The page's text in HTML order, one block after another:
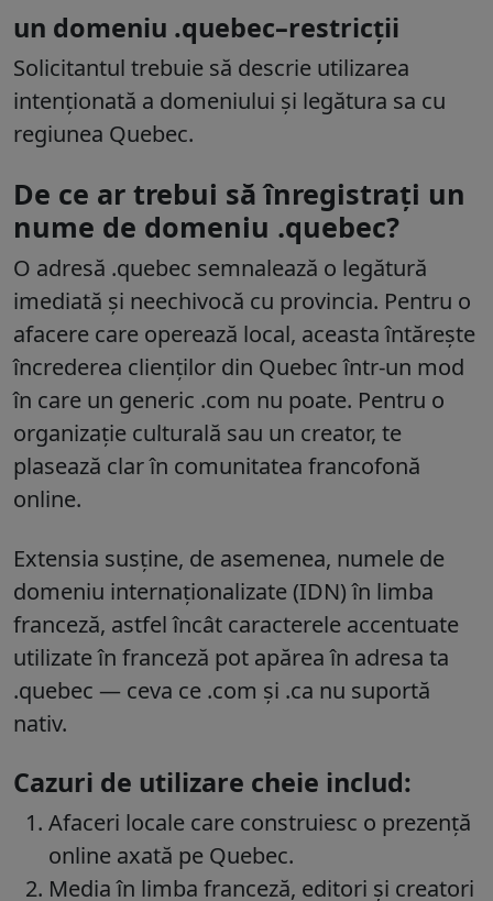
un domeniu .quebec–restricții
Solicitantul trebuie să descrie utilizarea
intenționată a domeniului și legătura sa cu
regiunea Quebec.
De ce ar trebui să înregistrați un
nume de domeniu .quebec?
O adresă .quebec semnalează o legătură
imediată și neechivocă cu provincia. Pentru o
afacere care operează local, aceasta întărește
încrederea clienților din Quebec într-un mod
în care un generic .com nu poate. Pentru o
organizație culturală sau un creator, te
plasează clar în comunitatea francofonă
online.
Extensia susține, de asemenea, numele de
domeniu internaționalizate (IDN) în limba
franceză, astfel încât caracterele accentuate
utilizate în franceză pot apărea în adresa ta
.quebec — ceva ce .com și .ca nu suportă
nativ.
Cazuri de utilizare cheie includ:
Afaceri locale care construiesc o prezență
online axată pe Quebec.
Media în limba franceză, editori și creatori